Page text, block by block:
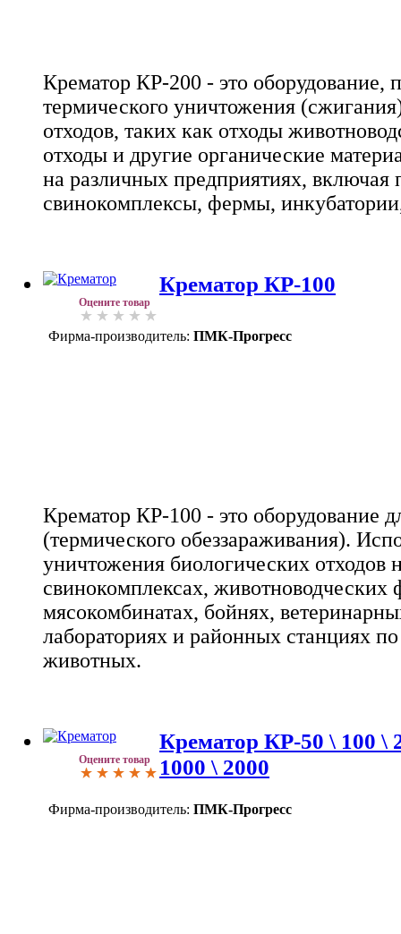
Крематор КР-200 - это оборудование,
термического уничтожения
отходов, таких как отходы
отходы и другие органические
на различных предприятиях, включая
свинокомплексы, фермы,
Оцените товар
Крематор КР-100
Фирма-производитель: ПМК-Прогресс
Крематор КР-100 - это оборудование
(термического обеззараживания).
уничтожения биологических отходов
свинокомплексах, животноводческих
мясокомбинатах, бойнях,
лабораториях и районных станциях
животных.
Оцените товар
Крематор КР-50 \ 100 \
1000 \ 2000
Фирма-производитель: ПМК-Прогресс